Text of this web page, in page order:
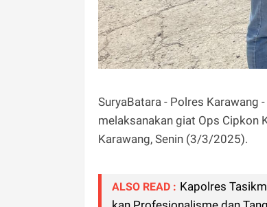
SuryaBatara - Polres Karawang
melaksanakan giat Ops Cipkon
Karawang, Senin (3/3/2025).
ALSO READ : Kapolres